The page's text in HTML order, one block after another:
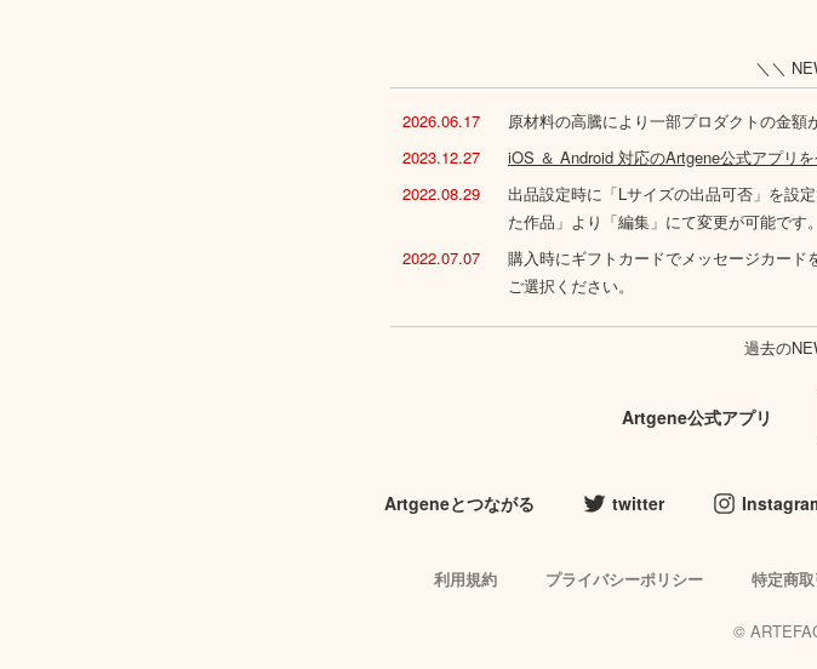
＼＼
2026.06.17 原材料の高騰により一部プロダクトの金額
2023.12.27
iOS ＆ Android 対応のArtgene公式アプリ
2022.08.29
出品設定時に「Lサイズの出品可否」を設
た作品」より「編集」にて変更が可能です。
2022.07.07
購入時にギフトカードでメッセージカー
ご選択ください。
過去の
Artgene公式アプリ
Artgeneとつながる twitter
利用規約 プライバシーポリシー 特定商
©